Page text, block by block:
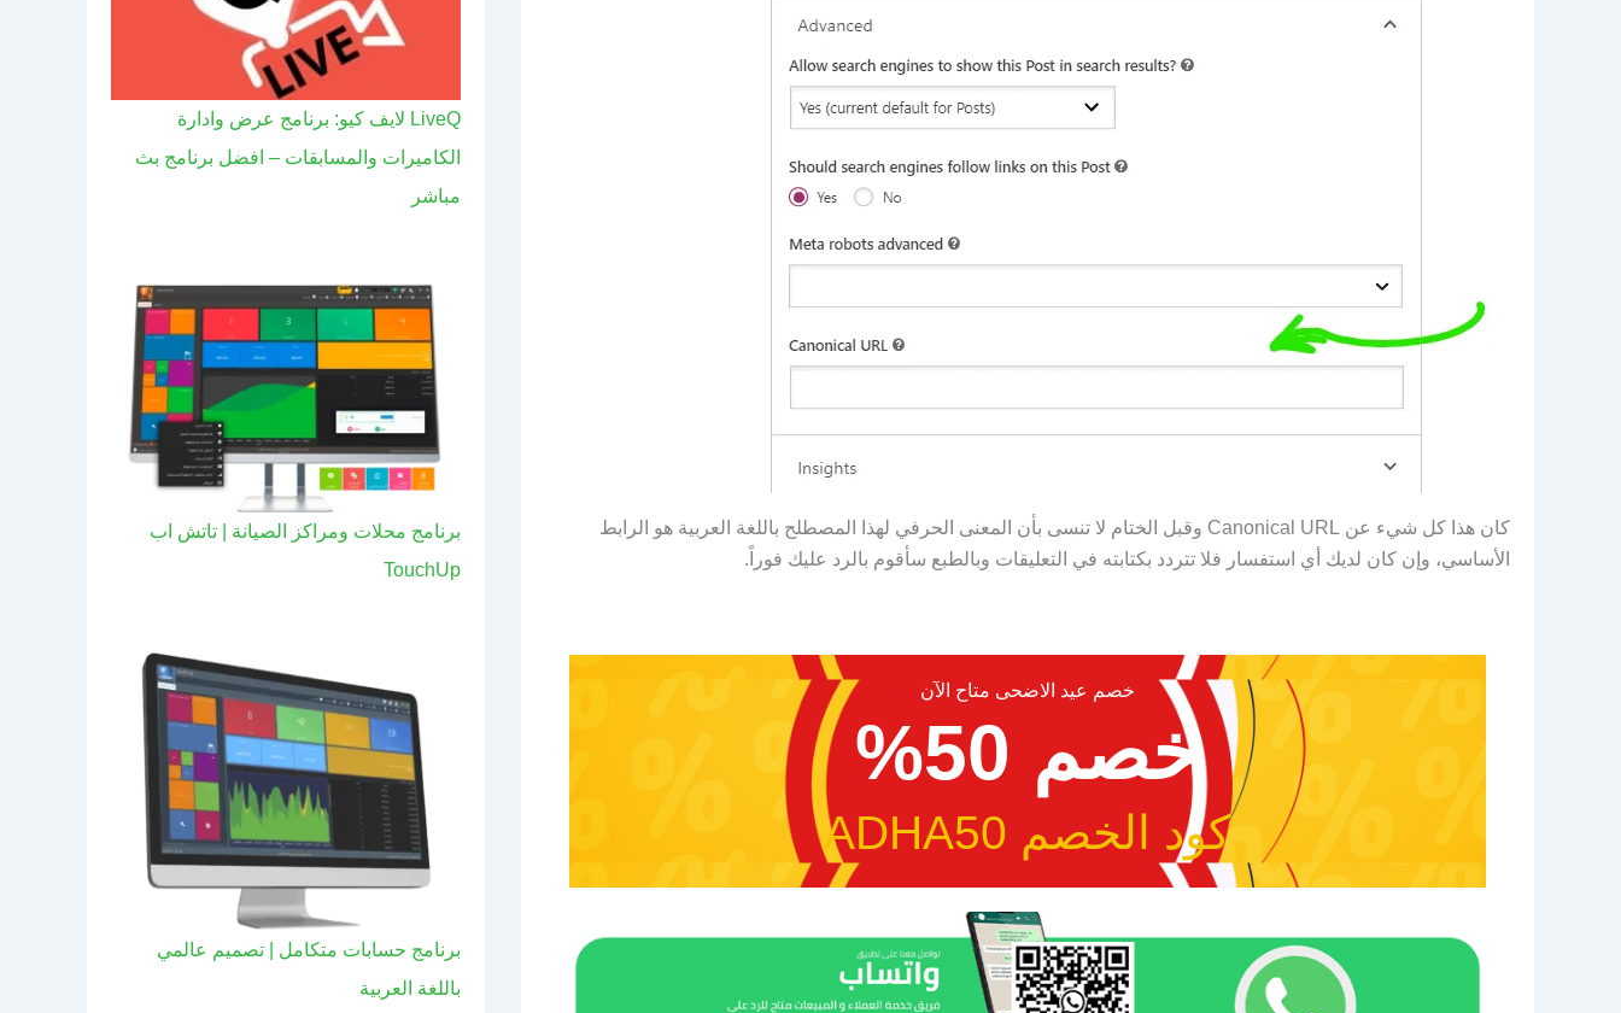
كان هذا كل شيء عن Canonical URL وقبل الختام لا تنسى بأن المعنى الحرفي لهذا المصطلح باللغة العربية هو الرابط
الأساسي، وإن كان لديك أي استفسار فلا تتردد بكتابته في التعليقات وبالطبع سأقوم بالرد عليك فوراً.
خصم عيد الاضحى متاح الآن
خصم 50%
كود الخصم ADHA50
LiveQ لايف كيو: برنامج عرض وادارة
الكاميرات والمسابقات – افضل برنامج بث
مباشر
برنامج محلات ومراكز الصيانة | تاتش اب
TouchUp
برنامج حسابات متكامل | تصميم عالمي
باللغة العربية